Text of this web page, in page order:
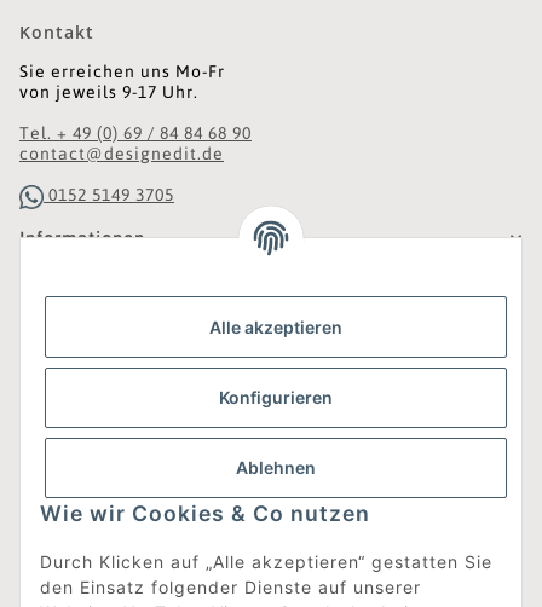
Alle akzeptieren
Konfigurieren
Ablehnen
Wie wir Cookies & Co nutzen
Durch Klicken auf „Alle akzeptieren“ gestatten Sie
den Einsatz folgender Dienste auf unserer
Kontakt
Sie erreichen uns Mo-Fr
von jeweils 9-17 Uhr.
Tel. + 49 (0) 69 / 84 84 68 90
contact@designedit.de
0152 5149 3705
Informationen
Gesetzliche Informationen
Was ist DesignEdit_?
Eine Online-Boutique für individuelles Design.
Ausgewählte Designer-Möbel und Accessoires, neue und
gebrauchte Designklassiker, die Entdeckung
unbekannter Manufakturen und Interior-Schätze aus
aller Welt sowie ein Blogazine mit jeder Menge
Inspiration.
Für alle, die nach dem Besonderen suchen!
[mehr erfahren]